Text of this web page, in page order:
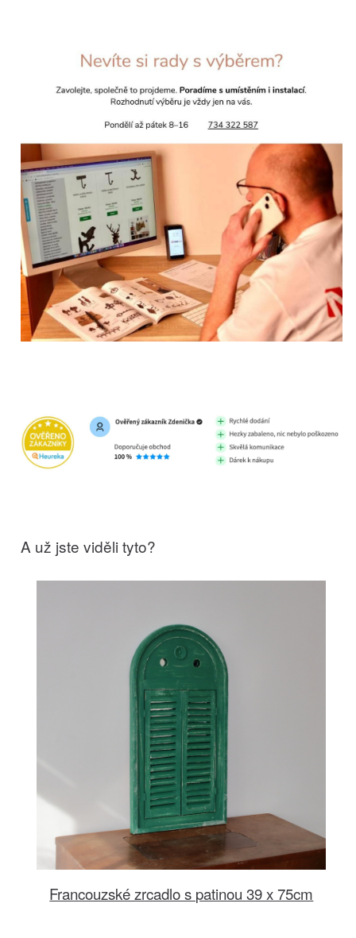
A už jste viděli tyto?
Francouzské zrcadlo s patinou 39 x 75cm